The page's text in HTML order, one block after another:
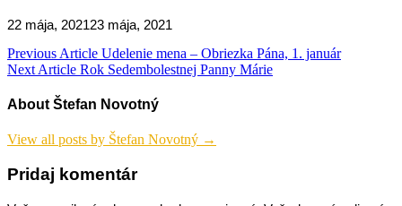
22 mája, 202123 mája, 2021
Navigácia
v
článku
Previous Article Udelenie mena – Obriezka Pána, 1. január
Next Article Rok Sedembolestnej Panny Márie
About Štefan Novotný
View all posts by Štefan Novotný →
Pridaj komentár